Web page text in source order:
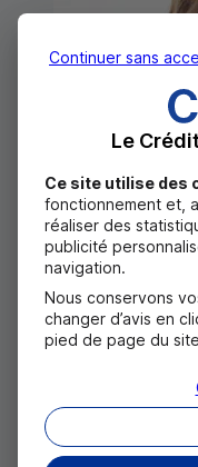
Signature
Continuer sans
Le
Ce site utilise des
fonctionnement et,
réaliser des
publicité
navigation.
Nous conservons
changer d’avis en
pied de page du